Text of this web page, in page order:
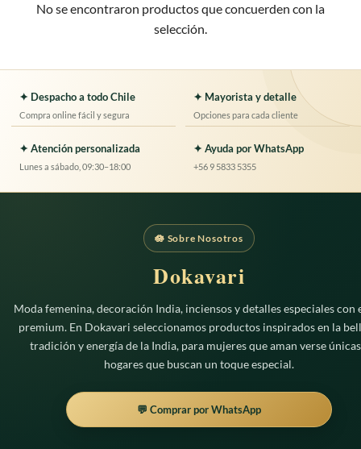
No se encontraron productos que concuerden con la
selección.
✦ Despacho a todo Chile
Compra online fácil y segura
✦ Mayorista y detalle
Opciones para cada cliente
✦ Atención personalizada
Lunes a sábado, 09:30–18:00
✦ Ayuda por WhatsApp
+56 9 5833 5355
🪷 Sobre Nosotros
Dokavari
Moda femenina, decoración India, inciensos y detalles especiales con
premium. En Dokavari seleccionamos productos inspirados en la
tradición y energía de la India, para mujeres que aman verse
hogares que buscan un toque especial.
💬 Comprar por WhatsApp